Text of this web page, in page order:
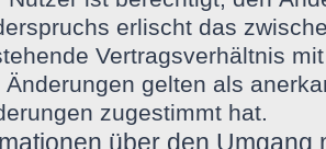
erlischt das
Vertragsverhältnis
Änderungen gelten als
zugestimmt hat.
über den